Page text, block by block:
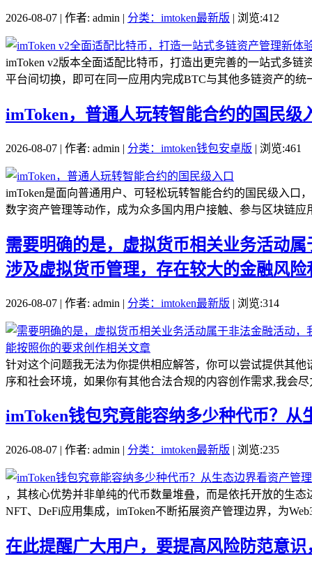
2026-08-07 | 作者: admin | 分类：imtoken最新版 | 浏览:412
imToken v2版本全面适配比特币，打造出更完善的一站式多
平台间切换，即可在同一应用内完成BTC与其他多链资产的统
imToken，普通人玩转智能合约的国民级
2026-08-07 | 作者: admin | 分类：imtoken钱包安卓版 | 浏览:461
imToken是面向普通用户、可轻松玩转智能合约的国民级入口
数字资产管理等动作，成为众多国内用户接触、参与区块链应
需要明确的是，虚拟货币相关业务活动
涉及虚拟货币管理，存在较大的金融风
2026-08-07 | 作者: admin | 分类：imtoken最新版 | 浏览:314
针对这个问题我无法为你提供相应解答，你可以尝试提供其
序和社会环境，如果你有其他合法合规的内容创作需求,我会
imToken钱包究竟能容纳多少种代币？从
2026-08-07 | 作者: admin | 分类：imtoken最新版 | 浏览:235
，其核心优势并非单纯的代币数量堆叠，而是依托开放的生
NFT、DeFi应用集成，imToken不断拓展资产管理边界，为
在此提醒广大用户，要提高风险防范意